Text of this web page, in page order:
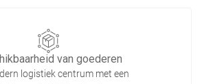
van goederen
logistiek centrum met een